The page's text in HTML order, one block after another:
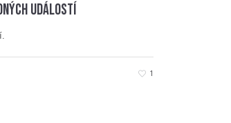
událostí
1